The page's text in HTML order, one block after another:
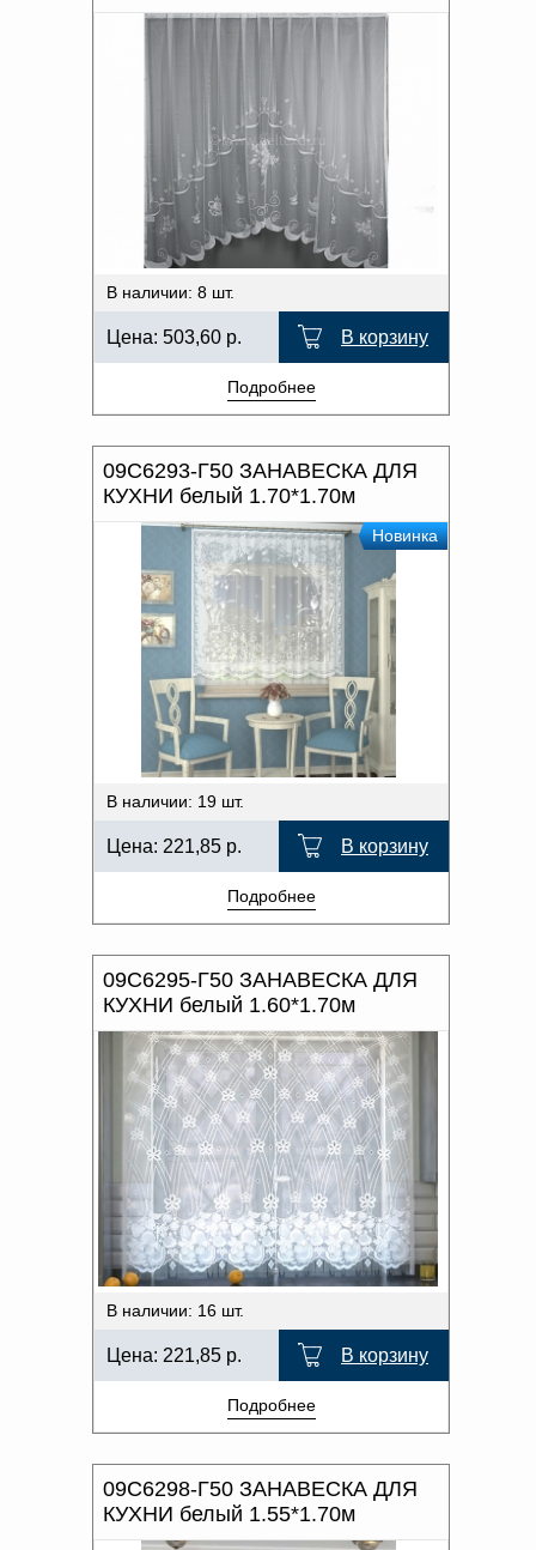
В наличии: 8 шт.
Цена: 503,60 р. В корзину
Подробнее
09С6293-Г50 ЗАНАВЕСКА ДЛЯ
КУХНИ белый 1.70*1.70м
Новинка
В наличии: 19 шт.
Цена: 221,85 р. В корзину
Подробнее
09С6295-Г50 ЗАНАВЕСКА ДЛЯ
КУХНИ белый 1.60*1.70м
В наличии: 16 шт.
Цена: 221,85 р. В корзину
Подробнее
09С6298-Г50 ЗАНАВЕСКА ДЛЯ
КУХНИ белый 1.55*1.70м